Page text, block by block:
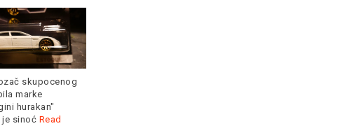
incident u
Kako je objavila
policija, danas
more